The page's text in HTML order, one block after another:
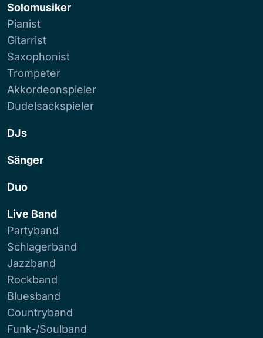
Solomusiker
Pianist
Gitarrist
Saxophonist
Trompeter
Akkordeonspieler
Dudelsackspieler
DJs
Sänger
Duo
Live Band
Partyband
Schlagerband
Jazzband
Rockband
Bluesband
Countryband
Funk-/Soulband